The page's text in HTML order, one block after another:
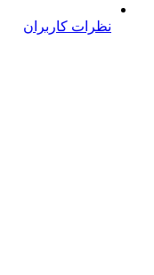
نظرات کاربران